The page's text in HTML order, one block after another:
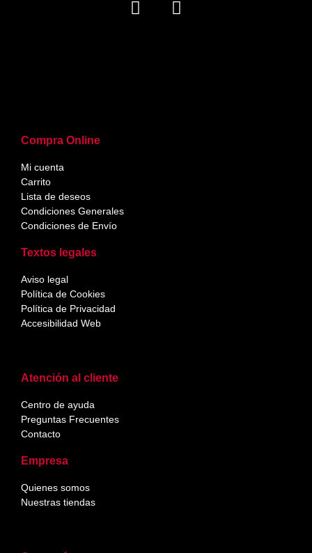
Atención al cliente
Centro de ayuda
Preguntas Frecuentes
Contacto
Empresa
Quienes somos
Nuestras tiendas
Compra Online
Mi cuenta
Carrito
Lista de deseos
Condiciones Generales
Condiciones de Envío
Textos legales
Aviso legal
Política de Cookies
Política de Privacidad
Accesibilidad Web